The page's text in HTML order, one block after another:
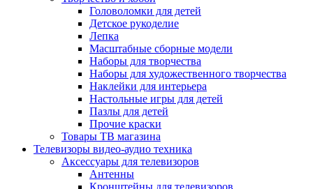
Головоломки для детей
Детское рукоделие
Лепка
Масштабные сборные модели
Наборы для творчества
Наборы для художественного творчества
Наклейки для интерьера
Настольные игры для детей
Пазлы для детей
Прочие краски
Товары ТВ магазина
Телевизоры видео-аудио техника
Аксессуары для телевизоров
Антенны
Кронштейны для телевизоров